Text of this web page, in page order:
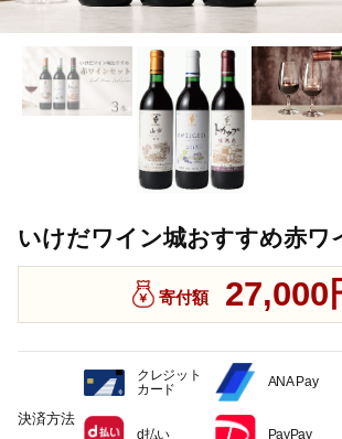
いけだワイン城おすすめ赤ワ
寄付額 27,000
決済方法
クレジット
カード
ANA Pay
d払い PayPay